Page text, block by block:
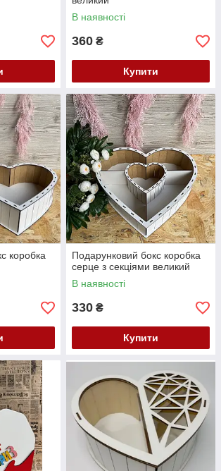
В наявності
360 ₴
Купити
коробка
Подарунковий бокс коробка
серце з секціями великий
В наявності
330 ₴
Купити